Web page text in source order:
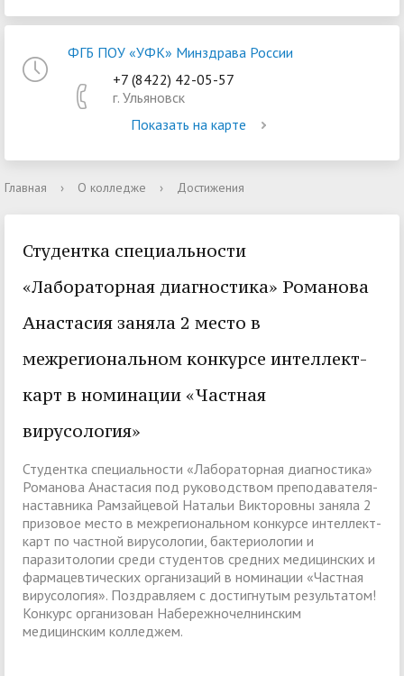
ФГБ ПОУ «УФК» Минздрава России
+7 (8422) 42-05-57
г. Ульяновск
Показать на карте
Главная › О колледже › Достижения
Студентка специальности
«Лабораторная диагностика» Романова
Анастасия заняла 2 место в
межрегиональном конкурсе интеллект-
карт в номинации «Частная
вирусология»
Студентка специальности «Лабораторная диагностика»
Романова Анастасия под руководством преподавателя-
наставника Рамзайцевой Натальи Викторовны заняла 2
призовое место в межрегиональном конкурсе интеллект-
карт по частной вирусологии, бактериологии и
паразитологии среди студентов средних медицинских и
фармацевтических организаций в номинации «Частная
вирусология». Поздравляем с достигнутым результатом!
Конкурс организован Набережночелнинским
медицинским колледжем.